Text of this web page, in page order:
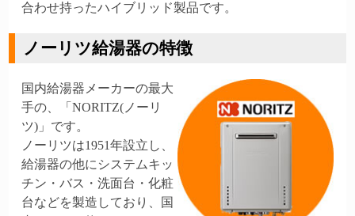
合わせ持ったハイブリッド製品です。
ノーリツ給湯器の特徴
国内給湯器メーカーの最大
手の、「NORITZ(ノーリ
ツ)」です。
ノーリツは1951年設立し、
給湯器の他にシステムキッ
チン・バス・洗面台・化粧
台などを製造しており、国